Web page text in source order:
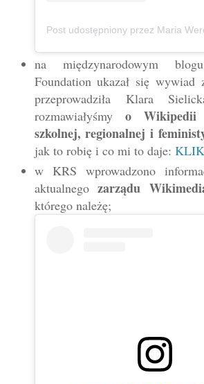
na międzynarodowym
Foundation ukazał się wywiad
przeprowadziła Klara
rozmawiałyśmy o
szkolnej, regionalnej i
jak to robię i co mi to daje: KLIK
w KRS wprowadzono
aktualnegozarządu
którego należę;